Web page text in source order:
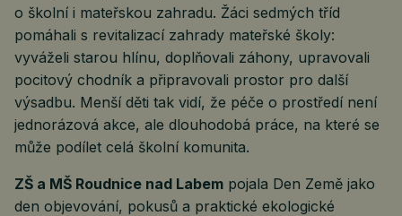
o školní i mateřskou zahradu. Žáci sedmých tříd
pomáhali s revitalizací zahrady mateřské školy:
vyváželi starou hlínu, doplňovali záhony, upravovali
pocitový chodník a připravovali prostor pro další
výsadbu. Menší děti tak vidí, že péče o prostředí není
jednorázová akce, ale dlouhodobá práce, na které se
může podílet celá školní komunita.
ZŠ a MŠ Roudnice nad Labem pojala Den Země jako
den objevování, pokusů a praktické ekologické